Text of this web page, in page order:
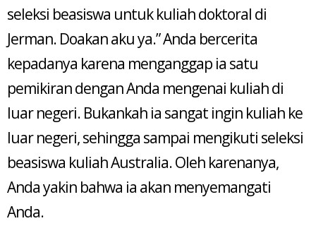
seleksi beasiswa untuk kuliah doktoral di
Jerman. Doakan aku ya.” Anda bercerita
kepadanya karena menganggap ia satu
pemikiran dengan Anda mengenai kuliah di
luar negeri. Bukankah ia sangat ingin kuliah ke
luar negeri, sehingga sampai mengikuti seleksi
beasiswa kuliah Australia. Oleh karenanya,
Anda yakin bahwa ia akan menyemangati
Anda.